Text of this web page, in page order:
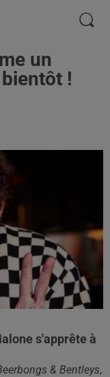
un
!
s'apprête à
& Bentleys,